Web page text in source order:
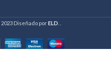
2023 Diseñado porELD